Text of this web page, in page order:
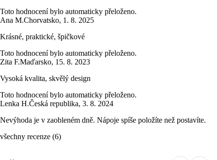
Toto hodnocení bylo automaticky přeloženo.
Ana M.Chorvatsko, 1. 8. 2025
Krásné, praktické, špičkové
Toto hodnocení bylo automaticky přeloženo.
Zita F.Maďarsko, 15. 8. 2023
Vysoká kvalita, skvělý design
Toto hodnocení bylo automaticky přeloženo.
Lenka H.Česká republika, 3. 8. 2024
Nevýhoda je v zaobleném dně. Nápoje spíše položíte než postavíte.
všechny recenze (6)